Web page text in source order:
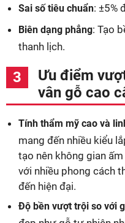
Sai số tiêu chuẩn: ±5%
Biên dạng phẳng: Tạo
thanh lịch.
Ưu điểm
vân gỗ cao
Tính thẩm mỹ cao và
mang đến nhiều kiểu
tạo nên không gian
với nhiều phong cách
đến hiện đại.
Độ bền vượt trội so với